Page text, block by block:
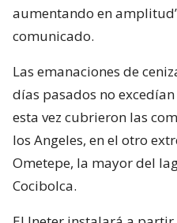
aumentando en
comunicado.
Las emanaciones de
días pasados no
esta vez cubrieron las
los Angeles, en el otro
Ometepe, la mayor del
Cocibolca.